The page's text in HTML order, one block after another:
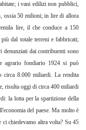
i vani edilizi non pubblici,
ossia 50 milioni; in lire di allora
lire, il che conduce a 150
dal totale terreni e fabbricati;
denunziati dai contribuenti sono
agrario fondiario 1924 si può
circa 8.000 miliardi. La rendita
risulta oggi di circa 400 miliardi
la lotta per la spartizione della
del paese. Ma molto è
ci chiedevamo altra volta? Su 45